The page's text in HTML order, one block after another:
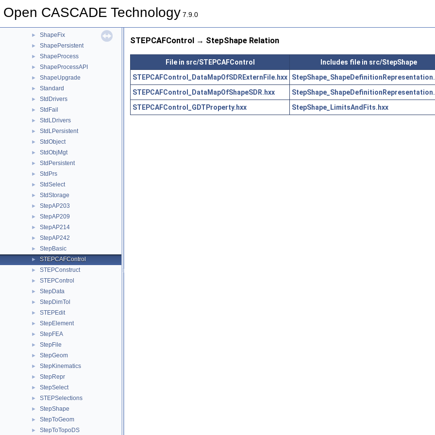
Open CASCADE Technology 7.9.0
► ShapeCustom
► ShapeFix
► ShapePersistent
► ShapeProcess
► ShapeProcessAPI
► ShapeUpgrade
► Standard
► StdDrivers
► StdFail
► StdLDrivers
► StdLPersistent
► StdObject
► StdObjMgt
► StdPersistent
► StdPrs
► StdSelect
► StdStorage
► StepAP203
► StepAP209
► StepAP214
► StepAP242
► StepBasic
► STEPCAFControl
► STEPConstruct
► STEPControl
► StepData
► StepDimTol
► STEPEdit
► StepElement
► StepFEA
► StepFile
► StepGeom
► StepKinematics
► StepRepr
► StepSelect
► STEPSelections
► StepShape
► StepToGeom
► StepToTopoDS
STEPCAFControl → StepShape Relation
File in src/STEPCAFControl
Includes file in src/StepShape
STEPCAFControl_DataMapOfSDRExternFile.hxx
STEPCAFControl_DataMapOfShapeSDR.hxx
STEPCAFControl_GDTProperty.hxx
StepShape_LimitsAndFits.hxx